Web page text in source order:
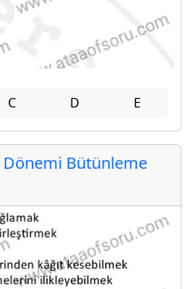
C D E
Bütünleme